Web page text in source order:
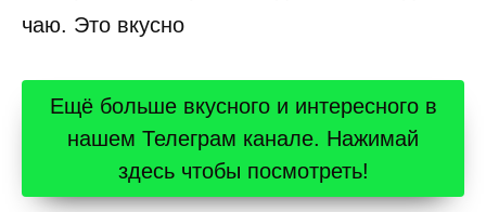
чаю. Это вкусно
Ещё больше вкусного и интересного в
нашем Телеграм канале. Нажимай
здесь чтобы посмотреть!